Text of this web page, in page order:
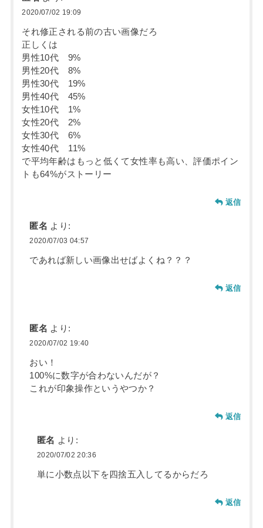
2020/07/02 19:09
それ修正される前の古い画像だろ
正しくは
男性10代 9%
男性20代 8%
男性30代 19%
男性40代 45%
女性10代 1%
女性20代 2%
女性30代 6%
女性40代 11%
で平均年齢はもっと低くて女性率も高い、評価ポイン
トも64%がストーリー
返信
匿名 より:
2020/07/03 04:57
であれば新しい画像出せばよくね？？？
返信
匿名 より:
2020/07/02 19:40
おい！
100%に数字が合わないんだが？
これが印象操作というやつか？
返信
匿名 より:
2020/07/02 20:36
単に小数点以下を四捨五入してるからだろ
返信